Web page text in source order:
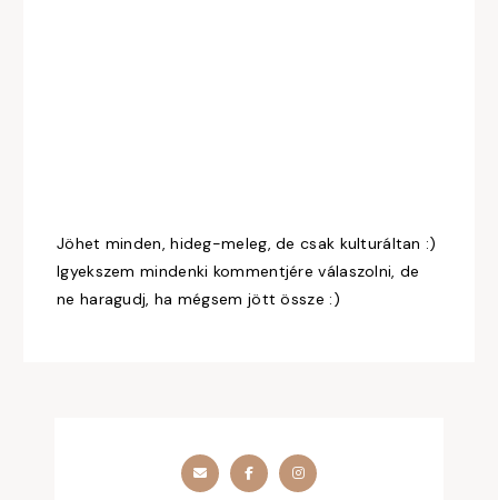
Jöhet minden, hideg-meleg, de csak kulturáltan :)
Igyekszem mindenki kommentjére válaszolni, de
ne haragudj, ha mégsem jött össze :)